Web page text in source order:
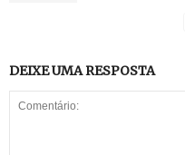
DEIXE UMA RESPOSTA